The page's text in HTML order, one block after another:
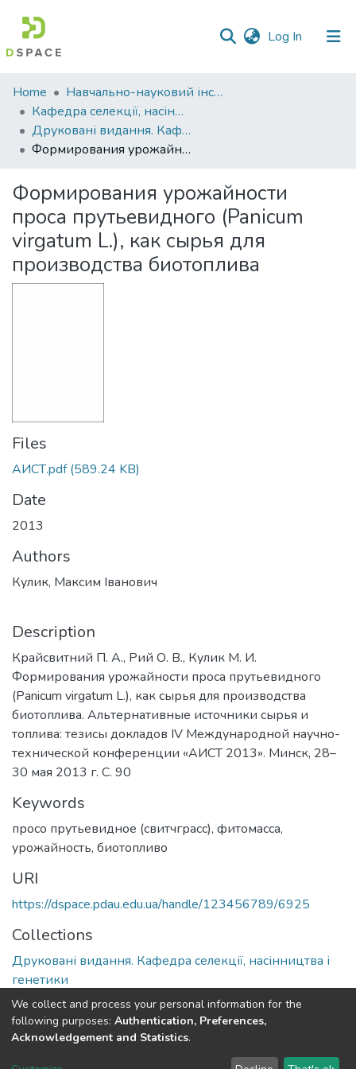
Log In (current)
Communities
&
Collections
All of DSpace
Statistics
Home
Навчально-науковий інститут агротехнологій, селекції та екології
Кафедра селекції, насінництва і генетики
Друковані видання. Кафедра селекції, насінництва і генетики
Формирования урожайности проса прутьевидного (Panicum virgatum L.), как сырья для производства биотоплива
Формирования урожайности
проса прутьевидного (Panicum
virgatum L.), как сырья для
производства биотоплива
Files
АИСТ.pdf(589.24 KB)
Date
2013
Authors
Кулик, Максим Іванович
Description
Крайсвитний П. А., Рий О. В., Кулик М. И.
Формирования урожайности проса прутьевидного
(Panicum virgatum L.), как сырья для производства
биотоплива. Альтернативные источники сырья и
топлива: тезисы докладов IV Международной научно-
технической конференции «АИСТ 2013». Минск, 28–
30 мая 2013 г. С. 90
Keywords
просо прутьевидное (свитчграсс), фитомасса,
урожайность, биотопливо
URI
https://dspace.pdau.edu.ua/handle/123456789/6925
Collections
Друковані видання. Кафедра селекції, насінництва і
генетики
Full item page
DSpace software copyright © 2002-2026 LYRASIS
We collect and process your personal information for the
following purposes: Authentication, Preferences,
Acknowledgement and Statistics.